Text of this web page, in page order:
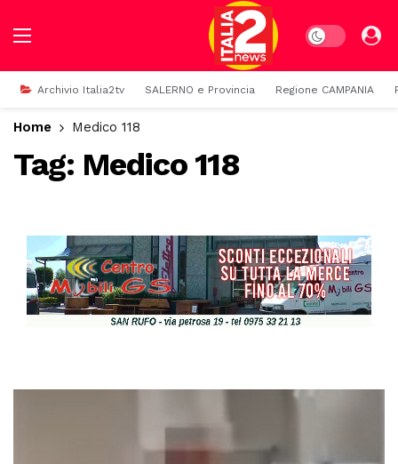
Dark mode
Archivio Italia2tv SALERNO e Provincia Regione CAMPANIA
Home Medico 118
Tag: Medico 118